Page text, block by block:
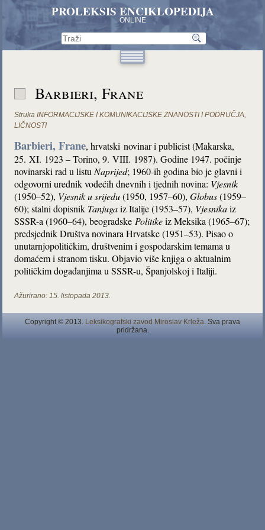
PROLEKSIS ENCIKLOPEDIJA
ONLINE
Barbieri, Frane
Struka INFORMACIJSKE I KOMUNIKACIJSKE ZNANOSTI I PODRUČJA,
LIČNOSTI
Barbieri, Frane, hrvatski novinar i publicist (Makarska,
25. XI. 1923 – Torino, 9. VIII. 1987). Godine 1947. počinje
novinarski rad u listu Naprijed; 1960-ih godina bio je glavni i
odgovorni urednik vodećih dnevnih i tjednih novina: Vjesnik
(1950–52), Vjesnik u srijedu(1950, 1957–60), Globus(1959–
60); stalni dopisnik Tanjugaiz Italije (1953–57), Vjesnikaiz
SSSR-a (1960–64), beogradske Politikeiz Meksika (1965–67);
predsjednik Društva novinara Hrvatske (1951–53). Pisao o
unutarnjopolitičkim, društvenim i gospodarskim temama u
domaćem i stranom tisku. Objavio više knjiga o aktualnim
političkim događanjima u SSSR-u, Španjolskoj i Italiji.
Ažurirano: 15. listopada 2013.
Copyright © 2013. Leksikografski zavod Miroslav Krleža. Sva prava
pridržana.